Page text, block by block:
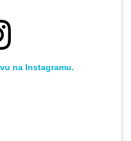
na Instagramu.